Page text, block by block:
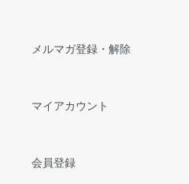
メルマガ登録・解除
マイアカウント
会員登録